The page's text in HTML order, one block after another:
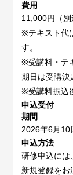
費用
11,000円（別
※テキスト代
す。
※受講料・テ
期日は受講決
※受講料振込
申込受付
期間
2026年6月10
申込方法
研修申込には
新規登録をお